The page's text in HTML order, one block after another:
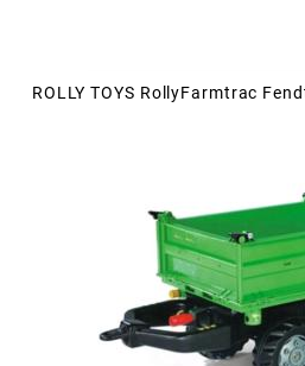
ROLLY TOYS RollyFarmtrac